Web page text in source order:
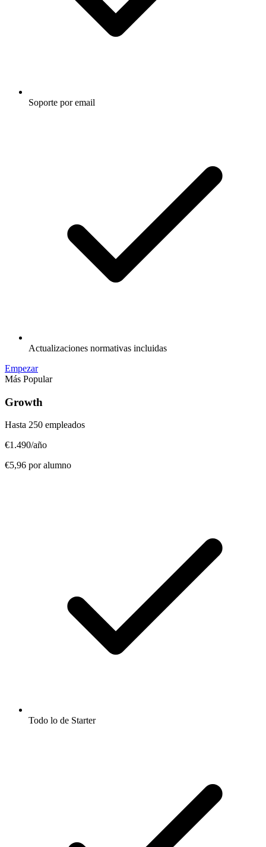
Soporte por email
Actualizaciones normativas incluidas
Empezar
Más Popular
Growth
Hasta 250 empleados
€1.490/año
€5,96 por alumno
Todo lo de Starter